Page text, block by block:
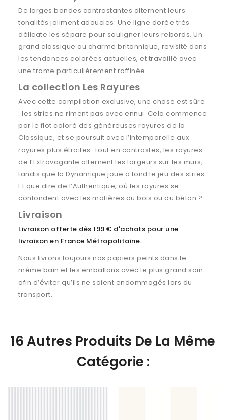
De larges bandes contrastantes alternent leurs
tonalités joliment adoucies. Une ligne dorée très
délicate les sépare pour souligner leurs rebords. Un
grand classique au charme britannique, revisité dans
les tendances colorées actuelles, et travaillé avec
une trame particulièrement raffinée.
La collection Les Rayures
Avec cette compilation exclusive, une chose est sûre
: les stries ne riment pas avec ennui. Cela commence
par le flot coloré des généreuses rayures de la
Classique, et se poursuit avec l’Intemporelle aux
rayures plus étroites. Tout en contrastes, les rayures
de l’Extravagante alternent les largeurs sur les murs,
tandis que la Dynamique joue à fond le jeu des stries.
Et que dire de l’Authentique, où les rayures se
confondent avec les matières du bois ou du béton ?
Livraison
Livraison offerte dès 199 € d'achats pour une
livraison en France Métropolitaine.
Nous livrons toujours nos papiers peints dans le
même bain et les emballons avec le plus grand soin
afin d’éviter qu’ils ne soient endommagés lors du
transport.
16 Autres Produits De La Même
Catégorie :